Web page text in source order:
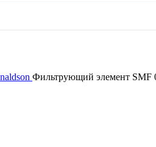
Фильтрующий элемент SMF